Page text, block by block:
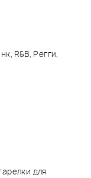
R&B, Регги,
для